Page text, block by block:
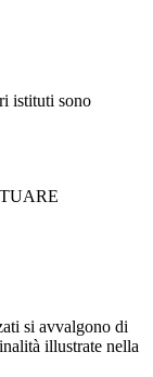
istituti sono
si avvalgono di
illustrate nella